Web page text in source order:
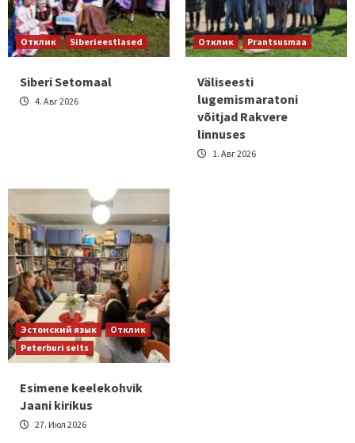
Отклик Siberieestlased
Siberi Setomaal
4. Авг 2026
Отклик Prantsusmaa
Väliseesti
lugemismaratoni
võitjad Rakvere
linnuses
1. Авг 2026
Эстонский язык
Отклик
Peterburi selts
Esimene keelekohvik
Jaani kirikus
27. Июл 2026